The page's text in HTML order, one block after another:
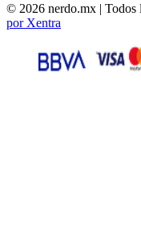
© 2026 nerdo.mx | Todos
por Xentra